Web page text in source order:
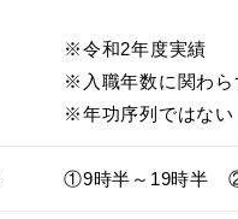
※令和2年度実績
※入職年数に関わら
※年功序列ではない
①9時半～19時半　